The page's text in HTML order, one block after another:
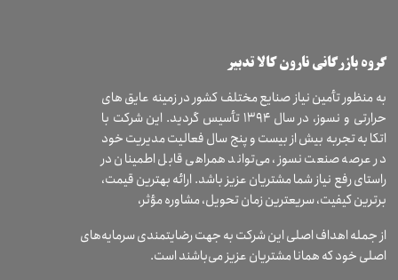
​گروه بازرگانی نارون کالا تدبیر
به منظور تأمین نیاز صنایع مختلف کشور در زمینه عایق های
حرارتی و نسوز، در سال ۱۳۹۴ تأسیس گردید. این شرکت با
اتکا به تجربه بیش از بیست و پنج سال فعالیت مدیریت خود
در عرصه صنعت نسوز، می‌تواند همراهی قابل اطمینان در
راستای رفع نیاز شما مشتریان عزیز باشد. ارائه بهترین قیمت،
برترین کیفیت، سریعترین زمان تحویل، مشاوره مؤثر،
از جمله اهداف اصلی این شرکت به جهت رضایتمندی سرمایه‌های
اصلی خود که همانا مشتریان عزیز می‌باشند است.